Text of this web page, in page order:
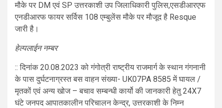
मौके पर DM एवं SP उत्तरकाशी उप जिलाधिकारी पुलिस,एसडीआरएफ
एनडीआरफ फायर सर्विस 108 एम्बुलेंस मौके पर मौजूद है Resque
जारी है।
हेल्पलाईन नम्बर
:: दिनांक 20.08.2023 को गंगोत्री राष्ट्रीय राजमार्ग के स्थान गंगनानी
के पास दुर्घटनाग्रस्त बस वाहन संख्या- UK07PA 8585 में घायल /
मृतकों एवं अन्य खोज – बचाव सम्बन्धी कार्यो की जानकारी हेतु 24X7
घंटे जनपद आपातकालीन परिचालन केन्द्र, उत्तरकाशी के निम्न